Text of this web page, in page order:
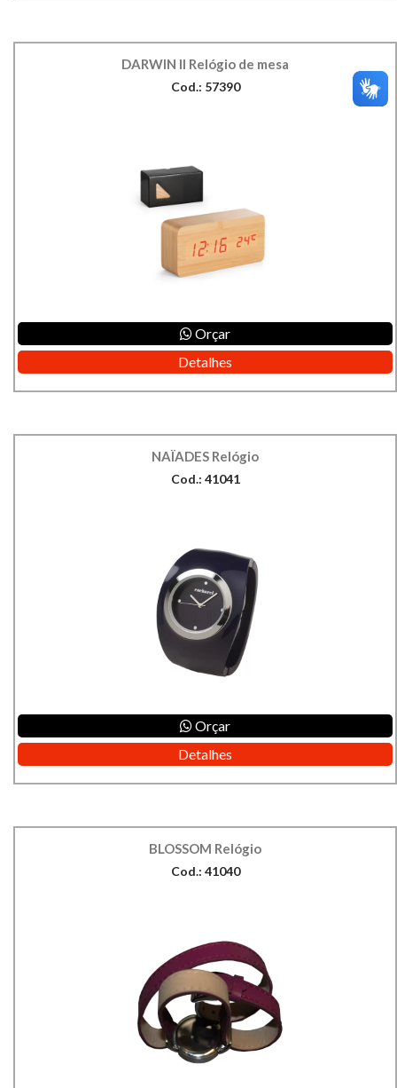
DARWIN II Relógio de mesa
Cod.: 57390
Orçar
Detalhes
NAÏADES Relógio
Cod.: 41041
Orçar
Detalhes
BLOSSOM Relógio
Cod.: 41040